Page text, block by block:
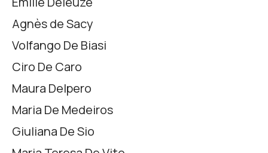
Agnès de Sacy
Volfango De Biasi
Ciro De Caro
Maura Delpero
Maria De Medeiros
Giuliana De Sio